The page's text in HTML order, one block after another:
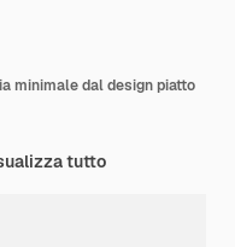
minimale dal design piatto
tutto